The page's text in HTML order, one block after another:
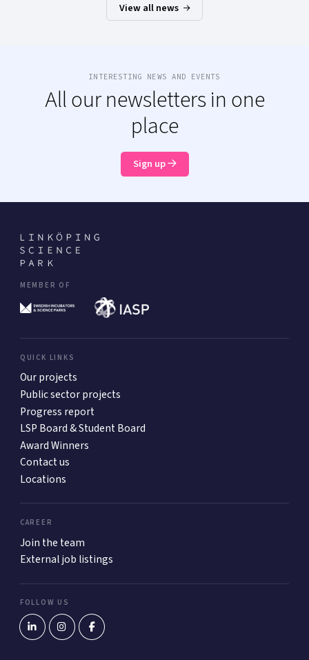
View all news
INTERESTING NEWS AND EVENTS
All our newsletters in one
place
Sign up
MEMBER OF
QUICK LINKS
Our projects
Public sector projects
Progress report
LSP Board & Student Board
Award Winners
Contact us
Locations
CAREER
Join the team
External job listings
FOLLOW US